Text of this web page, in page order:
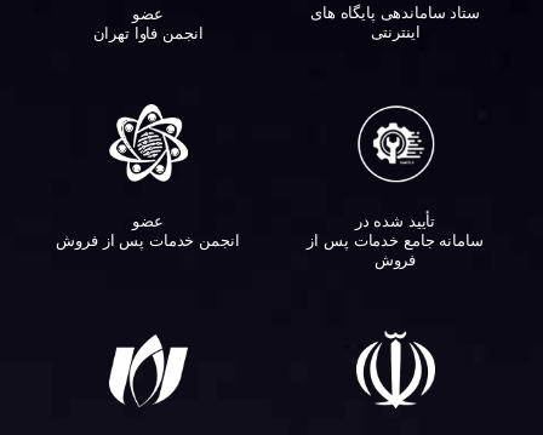
ستاد ساماندهی پایگاه های
اینترنتی
عضو
انجمن فاوا تهران
تأیید شده در
سامانه جامع خدمات پس از
فروش
عضو
انجمن خدمات پس از فروش